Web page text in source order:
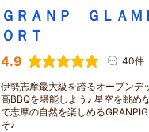
ＧＲＡＮＰ ＧＬＡ
ＯＲＴ
4.9 40件
伊勢志摩最大級を誇るオープンデ
高BBQを堪能しよう♪ 星空を眺
で志摩の自然を楽しめる
そ♪